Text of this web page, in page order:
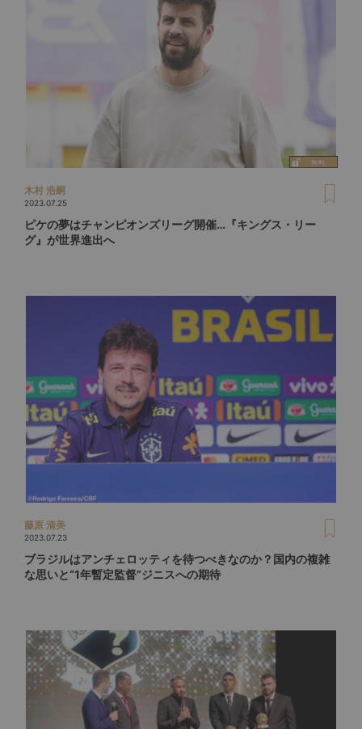
木村 浩嗣
2023.07.25
ピケの夢はチャンピオンズリーグ開催…『キングス・リー
グ』が世界進出へ
藤原 清美
2023.07.23
ブラジルはアンチェロッティを待つべきなのか？国内の複雑
な思いと“1年暫定監督”ジニスへの期待